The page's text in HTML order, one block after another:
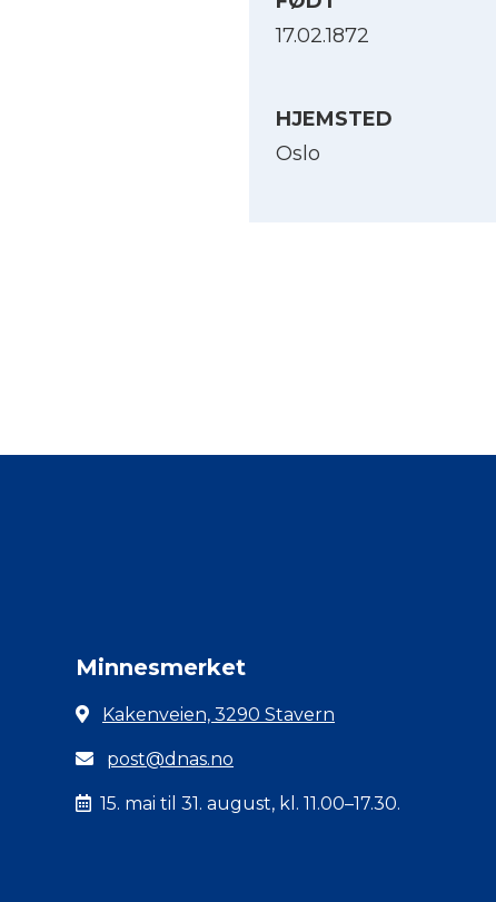
17.02.1872
HJEMSTED
Oslo
Minnesmerket
Kakenveien, 3290 Stavern
post@dnas.no
15. mai til 31. august, kl. 11.00–17.30.